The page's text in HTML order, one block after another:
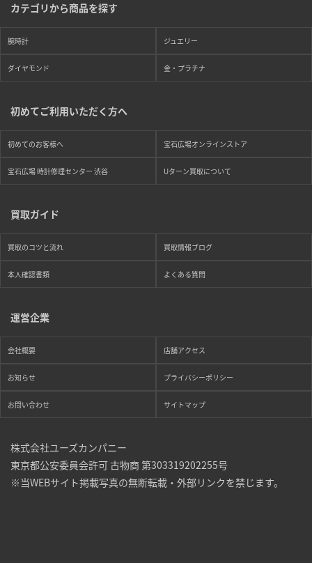
カテゴリから商品を探す
腕時計 ジュエリー
ダイヤモンド 金・プラチナ
初めてご利用いただく方へ
初めてのお客様へ 宝石広場オンラインストア
宝石広場 時計修理センター 渋谷 Uターン買取について
買取ガイド
買取のコツと流れ 買取情報ブログ
本人確認書類 よくある質問
運営企業
会社概要 店舗アクセス
お知らせ プライバシーポリシー
お問い合わせ サイトマップ
株式会社ユーズカンパニー
東京都公安委員会許可 古物商 第303319202255号
※当WEBサイト掲載写真の無断転載・外部リンクを禁じます。